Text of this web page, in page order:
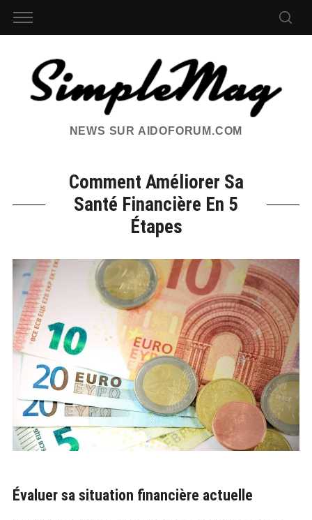
NEWS SUR AIDOFORUM.COM
Comment Améliorer Sa
Santé Financière En 5
Étapes
Évaluer sa situation financière actuelle